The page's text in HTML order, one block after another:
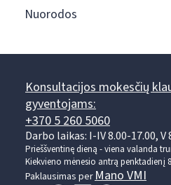
Nuorodos
Konsultacijos mokesčių
gyventojams:
+370 5 260 5060
Darbo laikas: I-IV 8.00-17.00, V
Prieššventinę dieną - viena valanda
Kiekvieno mėnesio antrą penktadienį
Paklausimas per Mano VMI